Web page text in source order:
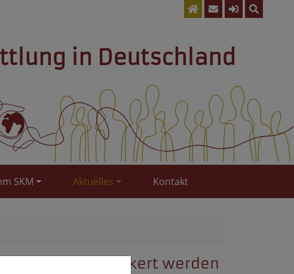
in Deutschland
SKM Aktuelles Kontakt
verankert werden